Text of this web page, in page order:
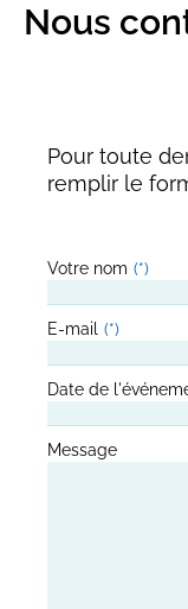
Nous
Pour toute
remplir le
Votre nom *
E-mail *
Date de
Message